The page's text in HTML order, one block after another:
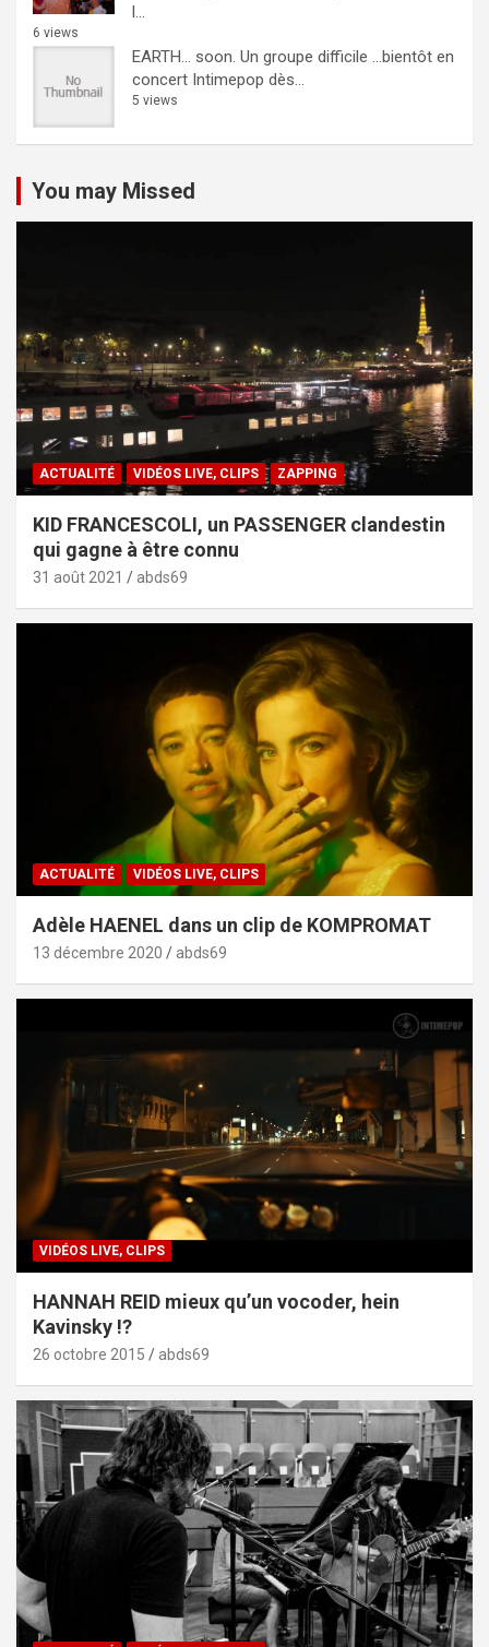
l...
6 views
EARTH… soon. Un groupe difficile ...bientôt en
concert Intimepop dès...
5 views
You may Missed
ACTUALITÉ VIDÉOS LIVE, CLIPS ZAPPING
KID FRANCESCOLI, un PASSENGER clandestin
qui gagne à être connu
31 août 2021 abds69
ACTUALITÉ VIDÉOS LIVE, CLIPS
Adèle HAENEL dans un clip de KOMPROMAT
13 décembre 2020 abds69
VIDÉOS LIVE, CLIPS
HANNAH REID mieux qu’un vocoder, hein
Kavinsky !?
26 octobre 2015 abds69